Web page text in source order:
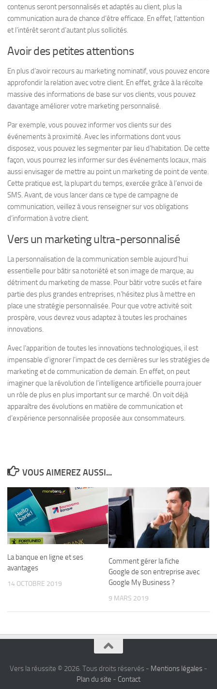
contenus seront personnalisés et adaptés au client, plus la
communication aura de chance d’être efficace. En effet, l’attention
et l’intérêt seront d’autant plus sollicités.
Avoir des petites attentions
En plus d’avoir recours au marketing nominatif, vous pouvez encore
approfondir la relation avec votre client. En effet, grâce à la récolte
massive des informations de base sur vos clients, vous pouvez
davantage améliorer votre marketing personnalisé.
Par exemple, vous pouvez informer vos clients sur des
événements à proximité. Avec les informations dont vous
disposez, vous pouvez les segmenter par lieu d’habitation. De cette
façon, vous pourrez les informer sur des événements locaux, mais
aussi envisager de mettre au point un marketing de point de vente.
Cette pratique est, la plupart du temps, exercée grâce à l’envoi de
SMS. Avant, de vous lancer dans ce type de campagne de
communication, veillez à vous renseigner sur vos obligations
d’information à votre client.
Vers un marketing ultra-personnalisé
La personnalisation de la communication semble aujourd’hui
essentielle pour bâtir sa notoriété et son image de marque, au
détriment du marketing de masse. Pour bâtir votre sucés et faire
partie des plus grandes entreprises, n’hésitez plus à mettre en
place une stratégie personnalisée. Pour que votre activité soit
prospère, vous devrez vous adaptez à toutes les prochaines
innovations.
Avec l’apparition de toutes les innovations technologiques, il est
impensable d’ignorer l’impact de ces dernières sur les stratégies de
marketing et de communication de demain. En effet, on peut
imaginer que la révolution de l’intelligence artificielle pourra jouer
un rôle de plus en plus important sur ce marché. On voit déjà
apparaître des évolutions en matière de communication et
d’expérience personnalisée proposée aux consommateurs.
VOUS AIMEREZ AUSSI...
La banque en ligne et ses
avantages
14 OCTOBRE 2019
Comment gérer la fiche
Google de son entreprise avec
Google My Business ?
9 MARS 2019
Vers la réussite © 2026. Tous droits réservés - Mentions légales -
Plan du site - Contact